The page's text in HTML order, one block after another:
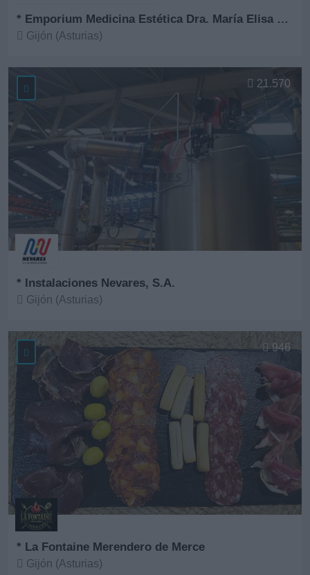
* Emporium Medicina Estética Dra. María Elisa Fernández
Gijón (Asturias)
* Instalaciones Nevares, S.A.
Gijón (Asturias)
21.570
* La Fontaine Merendero de Merce
Gijón (Asturias)
946